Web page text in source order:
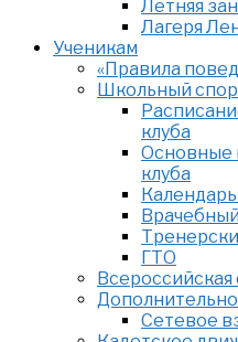
Летняя
Лагеря
Ученикам
«Правила
Школьный
клуба
Основные
клуба
ГТО
Сетевое